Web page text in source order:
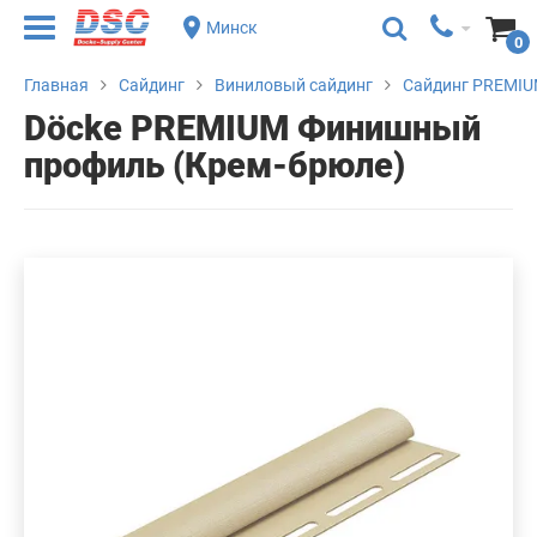
Минск
0
Главная Сайдинг Виниловый сайдинг Сайдинг
Döcke PREMIUM Финишный
профиль (Крем-брюле)